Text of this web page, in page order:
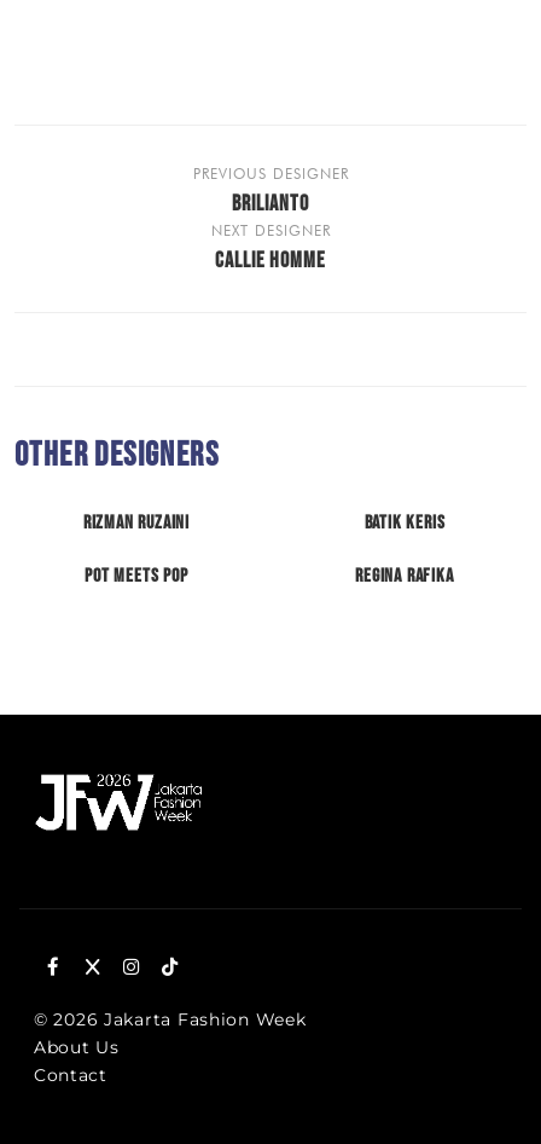
PREVIOUS DESIGNER
BRILIANTO
NEXT DESIGNER
CALLIE HOMME
Other Designers
Rizman Ruzaini Batik Keris
Pot Meets Pop Regina Rafika
© 2026 Jakarta Fashion Week
About Us
Contact